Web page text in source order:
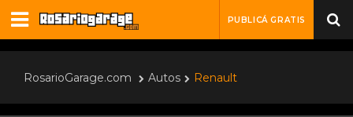
PUBLICÁ GRATIS
RosarioGarage.com Autos Renault